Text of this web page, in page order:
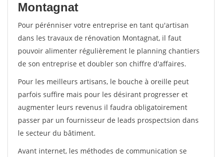
Montagnat
Pour pérénniser votre entreprise en tant qu'artisan
dans les travaux de rénovation Montagnat, il faut
pouvoir alimenter régulièrement le planning chantiers
de son entreprise et doubler son chiffre d'affaires.
Pour les meilleurs artisans, le bouche à oreille peut
parfois suffire mais pour les désirant progresser et
augmenter leurs revenus il faudra obligatoirement
passer par un fournisseur de leads prospectsion dans
le secteur du bâtiment.
Avant internet, les méthodes de communication se